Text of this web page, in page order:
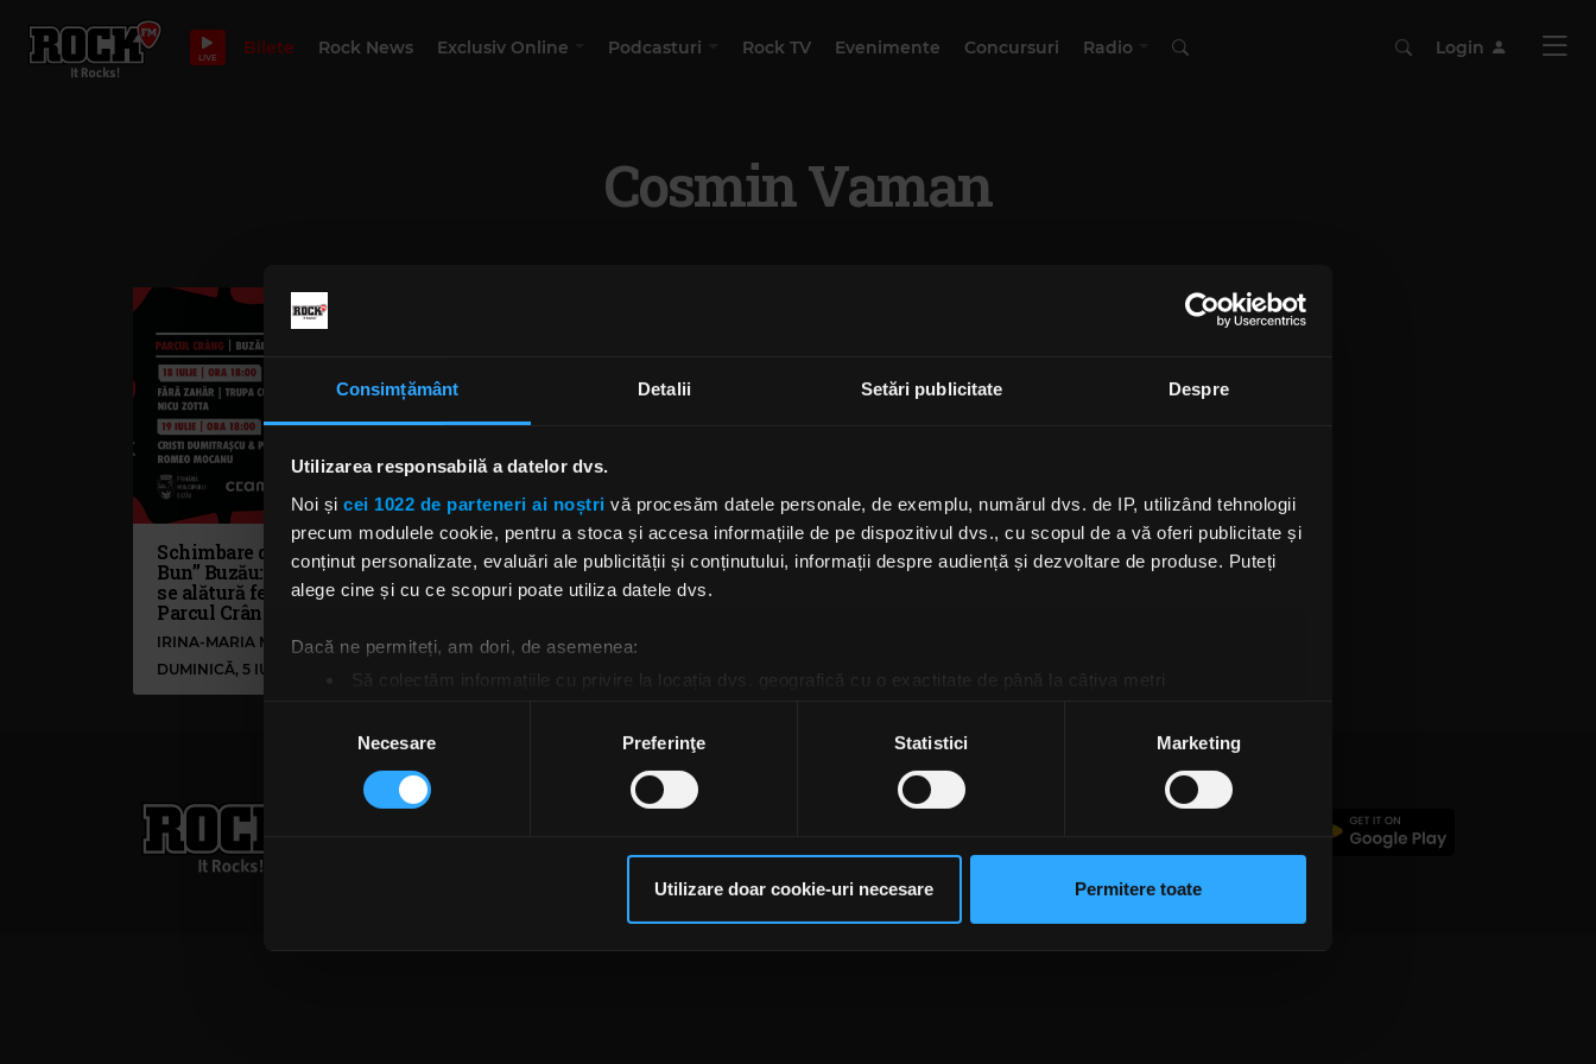
Consimțământ Detalii Setări publicitate Despre
Utilizarea responsabilă a datelor dvs.
Noi și cei 1022 de parteneri ai noștri vă procesăm datele personale, de exemplu, numărul dvs. de IP, utilizând tehnologii
precum modulele cookie, pentru a stoca și accesa informațiile de pe dispozitivul dvs., cu scopul de a vă oferi publicitate și
conținut personalizate, evaluări ale publicității și conținutului, informații despre audiență și dezvoltare de produse. Puteți
alege cine și cu ce scopuri poate utiliza datele dvs.
Dacă ne permiteți, am dori, de asemenea:
Să colectăm informațiile cu privire la locația dvs. geografică cu o exactitate de până la câțiva metri
Găsiți mai multe informații despre procesarea datelor dvs. personale și configurați-vă preferințele la
secțiunea cu detalii
Vă puteți modifica sau retrage oricând acordul din Declarația despre modulele cookie.
traficul. De asemenea, le oferim partenerilor de rețele sociale, de publicitate și de analize informații cu privire la modul în
care folosiți site-ul nostru. Aceștia le pot combina cu alte informații oferite de dvs. sau culese în urma folosirii serviciilor
consimțământului
Necesare Preferinţe Statistici Marketing
Utilizare doar cookie-uri necesare Permitere toate
LIVE Bilete Rock News Exclusiv Online Podcasturi Rock TV Evenimente Concursuri Radio Login
Cosmin Vaman
Schimbare de line-up la „Folk
Bun” Buzău: Mircea Baniciu
se alătură festivalului din
Parcul Crâng
IRINA-MARIA MARINESCU
DUMINICĂ, 5 IULIE 2026
Rock FM – It Rocks!